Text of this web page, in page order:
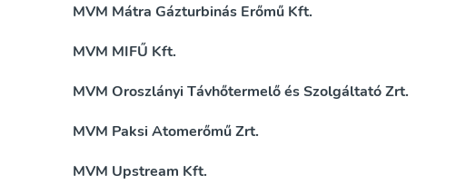
MVM Mátra Gázturbinás Erőmű Kft.
MVM MIFŰ Kft.
MVM Oroszlányi Távhőtermelő és Szolgáltató Zrt.
MVM Paksi Atomerőmű Zrt.
MVM Upstream Kft.